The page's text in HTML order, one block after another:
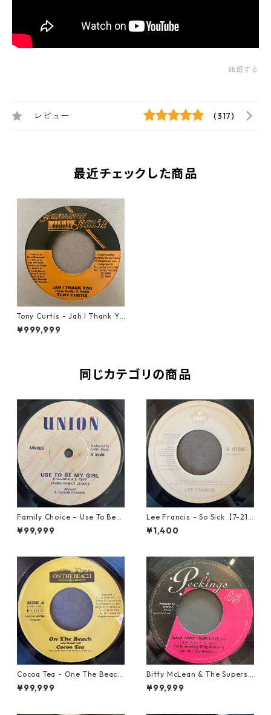
通報する
レビュー (317)
最近チェックした商品
Tony Curtis - Jah I Thank Yo
u【7-21392】
¥999,999
同じカテゴリの商品
Family Choice – Use To Be
My Girl【7-22004】
¥99,999
Lee Francis - So Sick【7-219
25】
¥1,400
Cocoa Tea - One The Beach
【7-21919】
¥99,999
Bitty McLean & The Superso
nics - Walk Away From Love
【7-21989】
¥99,999